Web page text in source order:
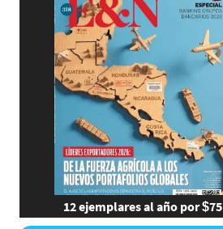
12 ejemplares al año por $75